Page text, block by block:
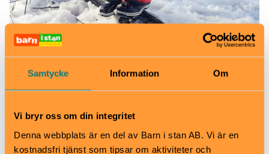
Samtycke Information Om
Vi bryr oss om din integritet
Denna webbplats är en del av Barn i stan AB. Vi är en
kostnadsfri tjänst som tipsar om aktiviteter och
Barnen hittar en perfekt stock som de kan öva balansgång på.
– Heja mamma, du kan! ropar Mattheus medan